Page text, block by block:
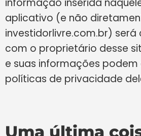
aplicativo (e não
investidorlivre.com.br)
com o proprietário desse
e suas informações podem
políticas de privacidade
Uma última